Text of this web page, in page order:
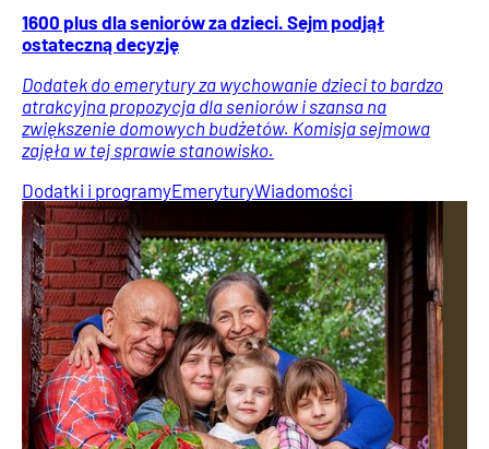
1600 plus dla seniorów za dzieci. Sejm podjął
ostateczną decyzję
Dodatek do emerytury za wychowanie dzieci to bardzo
atrakcyjna propozycja dla seniorów i szansa na
zwiększenie domowych budżetów. Komisja sejmowa
zajęła w tej sprawie stanowisko.
Dodatki i programyEmeryturyWiadomości